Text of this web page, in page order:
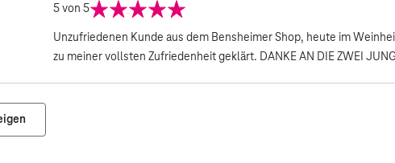
5von 5
Unzufriedenen Kunde aus dem Bensheimer Shop, heute im
zu meiner vollsten Zufriedenheit geklärt. DANKE AN DIE ZWEI